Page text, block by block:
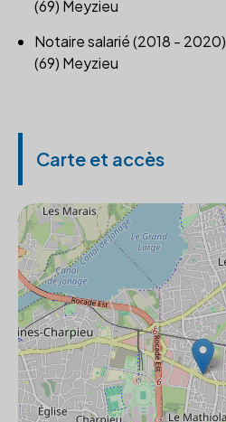
(69) Meyzieu
Notaire salarié (2018 - 2020)
(69) Meyzieu
Carte et accès